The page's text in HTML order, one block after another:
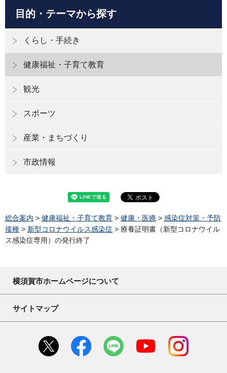
目的・テーマから探す
くらし・手続き
健康福祉・子育て教育
観光
スポーツ
産業・まちづくり
市政情報
総合案内 > 健康福祉・子育て教育 > 健康・医療 > 感染症対策・予防
接種 > 新型コロナウイルス感染症 > 療養証明書（新型コロナウイル
ス感染症専用）の発行終了
横須賀市ホームページについて
サイトマップ